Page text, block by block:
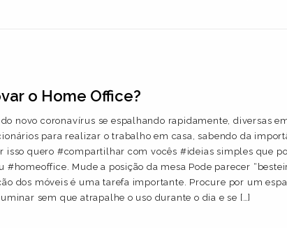
o Home Office?
novo coronavírus se espalhando rapidamente, diversas
para realizar o trabalho em casa, sabendo da
isso quero #compartilhar com vocês #ideias simples que
#homeoffice. Mude a posição da mesa Pode parecer
dos móveis é uma tarefa importante. Procure por um
sem que atrapalhe o uso durante o dia e se […]